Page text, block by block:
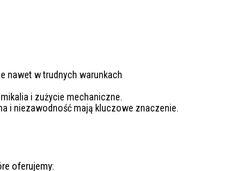
nawet w trudnych warunkach
i zużycie mechaniczne.
i niezawodność mają kluczowe znaczenie.
oferujemy: